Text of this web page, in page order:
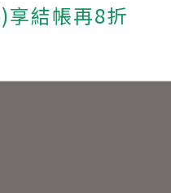
享結帳再8折